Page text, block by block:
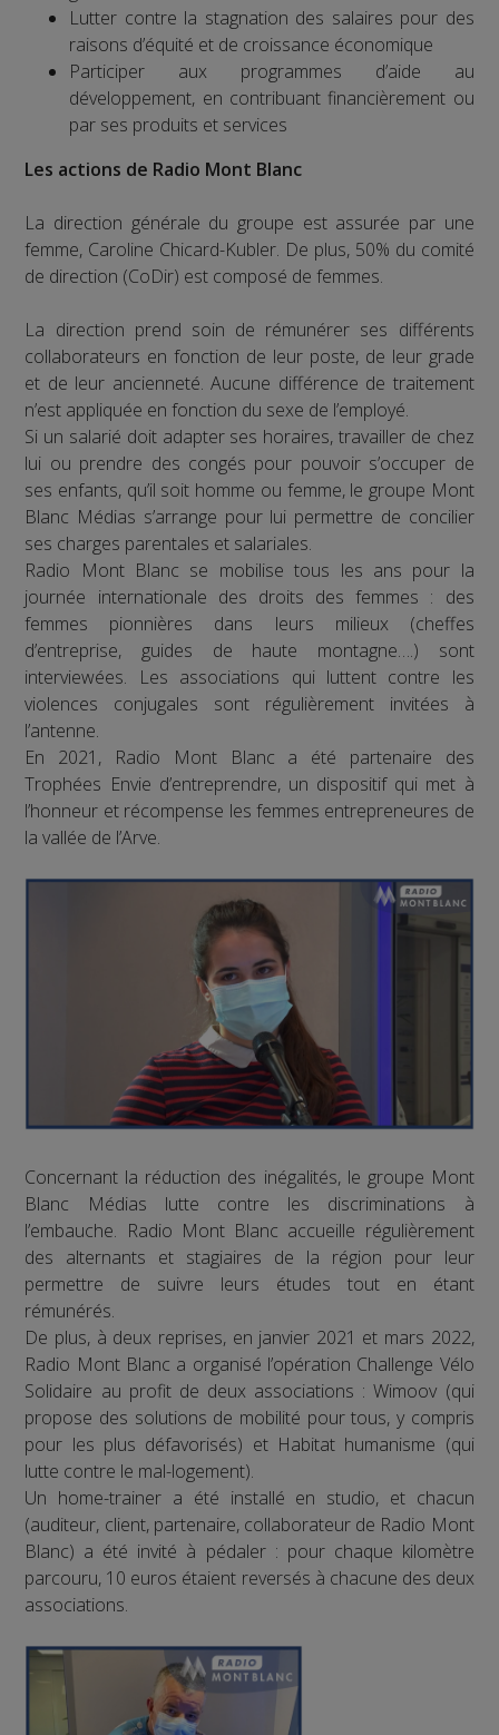
Lutter contre la stagnation des salaires pour des
raisons d’équité et de croissance économique
Participer aux programmes d’aide au
développement, en contribuant financièrement ou
par ses produits et services
Les actions de Radio Mont Blanc
La direction générale du groupe est assurée par une
femme, Caroline Chicard-Kubler. De plus, 50% du comité
de direction (CoDir) est composé de femmes.
La direction prend soin de rémunérer ses différents
collaborateurs en fonction de leur poste, de leur grade
et de leur ancienneté. Aucune différence de traitement
n’est appliquée en fonction du sexe de l’employé.
Si un salarié doit adapter ses horaires, travailler de chez
lui ou prendre des congés pour pouvoir s’occuper de
ses enfants, qu’il soit homme ou femme, le groupe Mont
Blanc Médias s’arrange pour lui permettre de concilier
ses charges parentales et salariales.
Radio Mont Blanc se mobilise tous les ans pour la
journée internationale des droits des femmes : des
femmes pionnières dans leurs milieux (cheffes
d’entreprise, guides de haute montagne….) sont
interviewées. Les associations qui luttent contre les
violences conjugales sont régulièrement invitées à
l’antenne.
En 2021, Radio Mont Blanc a été partenaire des
Trophées Envie d’entreprendre, un dispositif qui met à
l’honneur et récompense les femmes entrepreneures de
la vallée de l’Arve.
Concernant la réduction des inégalités, le groupe Mont
Blanc Médias lutte contre les discriminations à
l’embauche. Radio Mont Blanc accueille régulièrement
des alternants et stagiaires de la région pour leur
permettre de suivre leurs études tout en étant
rémunérés.
De plus, à deux reprises, en janvier 2021 et mars 2022,
Radio Mont Blanc a organisé l’opération Challenge Vélo
Solidaire au profit de deux associations : Wimoov (qui
propose des solutions de mobilité pour tous, y compris
pour les plus défavorisés) et Habitat humanisme (qui
lutte contre le mal-logement).
Un home-trainer a été installé en studio, et chacun
(auditeur, client, partenaire, collaborateur de Radio Mont
Blanc) a été invité à pédaler : pour chaque kilomètre
parcouru, 10 euros étaient reversés à chacune des deux
associations.